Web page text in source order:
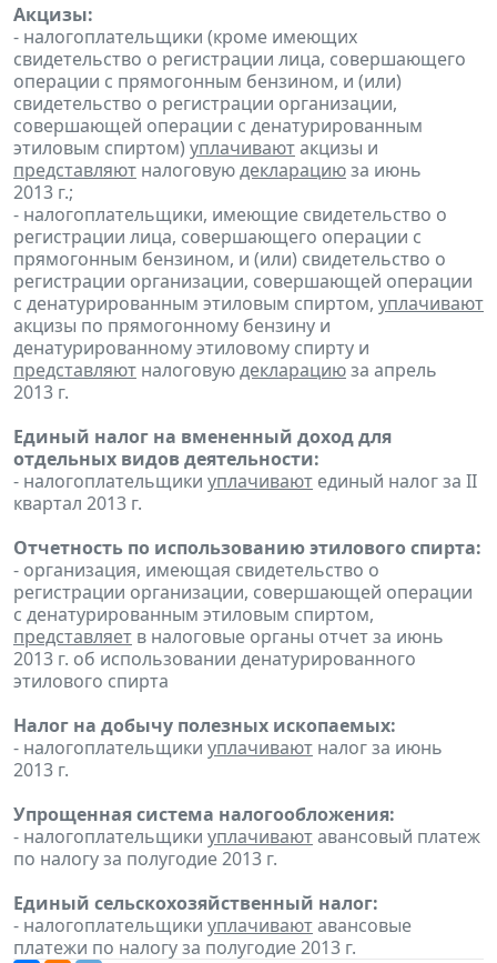
Акцизы:
- налогоплательщики (кроме имеющих
свидетельство о регистрации лица, совершающего
операции с прямогонным бензином, и (или)
свидетельство о регистрации организации,
совершающей операции с денатурированным
этиловым спиртом) уплачиваютакцизы и
представляют налоговуюдекларациюза июнь
2013 г.;
- налогоплательщики, имеющие свидетельство о
регистрации лица, совершающего операции с
прямогонным бензином, и (или) свидетельство о
регистрации организации, совершающей операции
с денатурированным этиловым спиртом, уплачивают
акцизы по прямогонному бензину и
денатурированному этиловому спирту и
представляют налоговуюдекларациюза апрель
2013 г.
Единый налог на вмененный доход для
отдельных видов деятельности:
- налогоплательщики уплачивают единый налог за II
квартал 2013 г.
Отчетность по использованию этилового спирта:
- организация, имеющая свидетельство о
регистрации организации, совершающей операции
с денатурированным этиловым спиртом,
представляет в налоговые органы отчет за июнь
2013 г. об использовании денатурированного
этилового спирта
Налог на добычу полезных ископаемых:
- налогоплательщики уплачивают налог за июнь
2013 г.
Упрощенная система налогообложения:
- налогоплательщики уплачиваютавансовый платеж
по налогу за полугодие 2013 г.
Единый сельскохозяйственный налог:
- налогоплательщики уплачиваютавансовые
платежи по налогу за полугодие 2013 г.